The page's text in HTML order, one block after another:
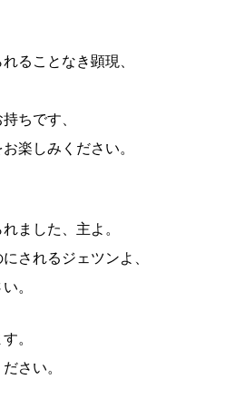
ることなき顕現、
ちです、
楽しみください。
ました、主よ。
されるジェツンよ、
。
。
さい。